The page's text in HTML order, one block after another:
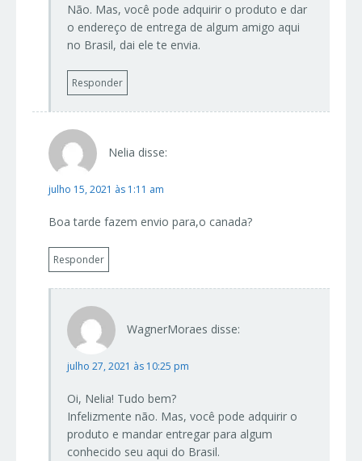
Não. Mas, você pode adquirir o produto e dar
o endereço de entrega de algum amigo aqui
no Brasil, dai ele te envia.
Responder
Nelia disse:
julho 15, 2021 às 1:11 am
Boa tarde fazem envio para,o canada?
Responder
WagnerMoraes disse:
julho 27, 2021 às 10:25 pm
Oi, Nelia! Tudo bem?
Infelizmente não. Mas, você pode adquirir o
produto e mandar entregar para algum
conhecido seu aqui do Brasil.